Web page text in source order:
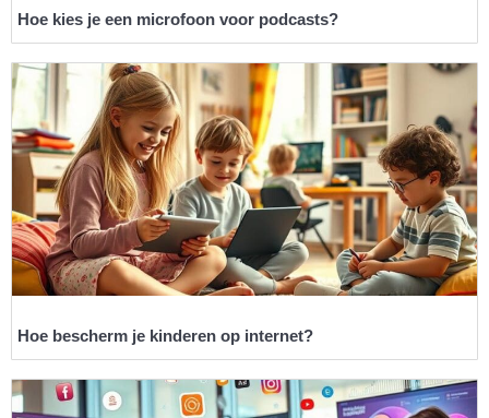
Hoe kies je een microfoon voor podcasts?
Hoe bescherm je kinderen op internet?